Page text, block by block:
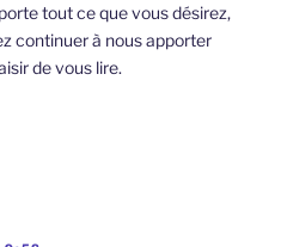
tout ce que vous désirez,
continuer à nous apporter
de vous lire.